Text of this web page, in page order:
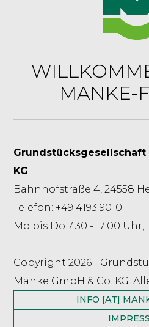
MANKE-
Grundstücksgesellschaft
KG
Bahnhofstraße 4, 24558
Telefon: +49 4193 9010
Mo bis Do 7:30 - 17:00 Uhr,
Copyright 2026 -
Manke GmbH & Co. KG.
INFO [AT]